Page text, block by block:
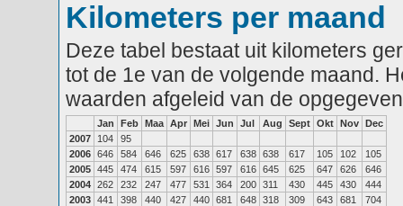
Kilometers per maand
Deze tabel bestaat uit kilometers
tot de 1e van de volgende maand.
waarden afgeleid van de
Jan Feb Maa Apr Mei Jun Jul Aug Sept Okt Nov Dec
2007
104
95
2006 646 584 646 625 638 617 638 638 617 105 102
105
2005 445 474 615 597 616 597 616 645 625 647 626
646
2004 262 232 247 477 531 364 200 311 430 445 430
444
2003 441 398 440 427 440 681 648 318 309 643 681
704